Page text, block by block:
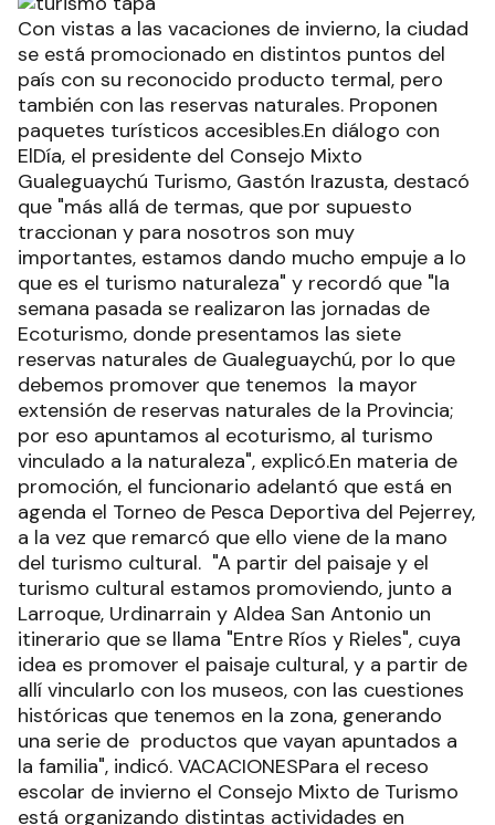
Con vistas a las vacaciones de invierno, la ciudad
se está promocionado en distintos puntos del
país con su reconocido producto termal, pero
también con las reservas naturales. Proponen
paquetes turísticos accesibles.En diálogo con
ElDía, el presidente del Consejo Mixto
Gualeguaychú Turismo, Gastón Irazusta, destacó
que "más allá de termas, que por supuesto
traccionan y para nosotros son muy
importantes, estamos dando mucho empuje a lo
que es el turismo naturaleza" y recordó que "la
semana pasada se realizaron las jornadas de
Ecoturismo, donde presentamos las siete
reservas naturales de Gualeguaychú, por lo que
debemos promover que tenemos la mayor
extensión de reservas naturales de la Provincia;
por eso apuntamos al ecoturismo, al turismo
vinculado a la naturaleza", explicó.En materia de
promoción, el funcionario adelantó que está en
agenda el Torneo de Pesca Deportiva del Pejerrey,
a la vez que remarcó que ello viene de la mano
del turismo cultural. "A partir del paisaje y el
turismo cultural estamos promoviendo, junto a
Larroque, Urdinarrain y Aldea San Antonio un
itinerario que se llama "Entre Ríos y Rieles", cuya
idea es promover el paisaje cultural, y a partir de
allí vincularlo con los museos, con las cuestiones
históricas que tenemos en la zona, generando
una serie de productos que vayan apuntados a
la familia", indicó. VACACIONESPara el receso
escolar de invierno el Consejo Mixto de Turismo
está organizando distintas actividades en